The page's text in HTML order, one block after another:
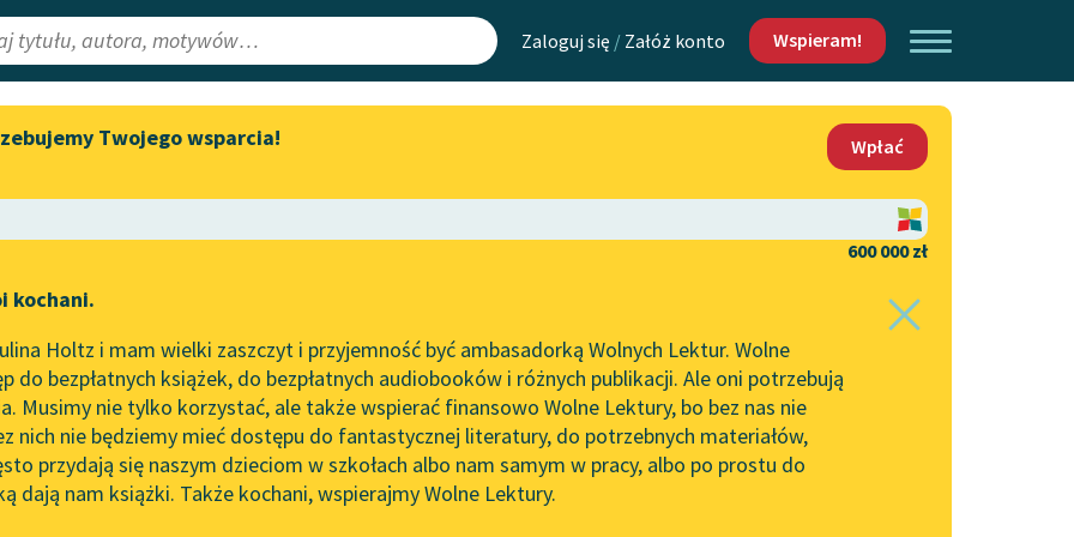
Zaloguj się / Załóż konto Wspieram!
Lektury
redakcyjne
Aktualności
„Prokurator Alicja Horn” do
literatury skandynawskiej
Spotkanie z Katarzyną Tunkiel
w Oslo
102. lata temu zmarł Joseph
Conrad
Mapa Wolnych Lektur
Leśmianator
API
OAI-PMH
Widget Wolnych Lektur
Kontakt
O projekcie
Zasady wykorzystania
Wolnych Lektur
Logotypy
Materiały promocyjne
Twojego wsparcia!
Wpłać
600 000 zł
kochani.
Holtz i mam wielki zaszczyt i przyjemność być ambasadorką Wolnych Lektur. Wolne
do bezpłatnych książek, do bezpłatnych audiobooków i różnych publikacji. Ale oni potrzebują
Musimy nie tylko korzystać, ale także wspierać finansowo Wolne Lektury, bo bez nas nie
nich nie będziemy mieć dostępu do fantastycznej literatury, do potrzebnych materiałów,
przydają się naszym dzieciom w szkołach albo nam samym w pracy, albo po prostu do
dają nam książki. Także kochani, wspierajmy Wolne Lektury.
Antonina Domańska✖